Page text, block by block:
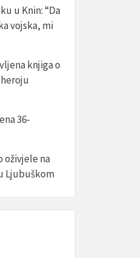
u Knin: “Da
vojska, mi
knjiga o
36-
oživjele na
Ljubuškom